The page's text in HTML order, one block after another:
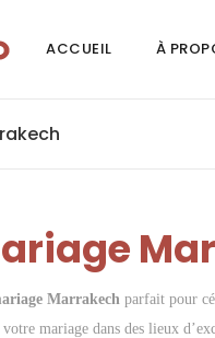
ACCUEIL À
Marrakech parfait pour
mariage dans des lieux